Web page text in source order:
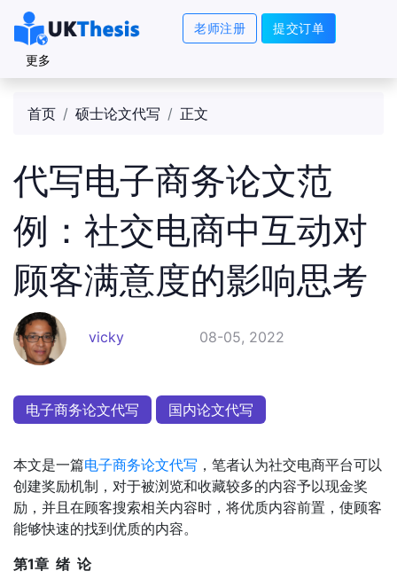
老师注册 提交订单
更多
首页 硕士论文代写 正文
代写电子商务论文范
例：社交电商中互动对
顾客满意度的影响思考
vicky 08-05, 2022
电子商务论文代写 国内论文代写
本文是一篇电子商务论文代写 ，笔者认为社交电商平台可以
创建奖励机制，对于被浏览和收藏较多的内容予以现金奖
励，并且在顾客搜索相关内容时，将优质内容前置，使顾客
能够快速的找到优质的内容。
第1章 绪 论